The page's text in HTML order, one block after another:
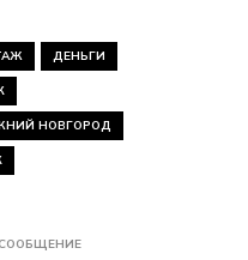
ДЕНЬГИ
НОВГОРОД